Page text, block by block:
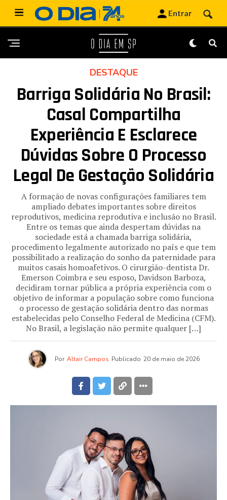
DESTAQUE
Barriga Solidária No Brasil:
Casal Compartilha
Experiência E Esclarece
Dúvidas Sobre O Processo
Legal De Gestação Solidária
A formação de novas configurações familiares tem
ampliado debates importantes sobre direitos
reprodutivos, medicina reprodutiva e inclusão no Brasil.
Entre os temas que ainda despertam dúvidas na
sociedade está a chamada barriga solidária,
procedimento legalmente autorizado no país e que tem
possibilitado a realização do sonho da paternidade para
muitos casais homoafetivos. O cirurgião-dentista Dr.
Emerson Coimbra e seu esposo, Davidson Barboza,
decidiram tornar pública a própria experiência com o
objetivo de informar a população sobre como funciona
o processo de gestação solidária dentro das normas
estabelecidas pelo Conselho Federal de Medicina (CFM).
No Brasil, a legislação não permite qualquer […]
Por Altair Campos Publicado 20 de maio de 2026